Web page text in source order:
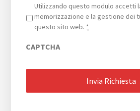
Privacy *
Utilizzando questo modulo accetti
memorizzazione e la gestione dei
questo sito web. *
CAPTCHA